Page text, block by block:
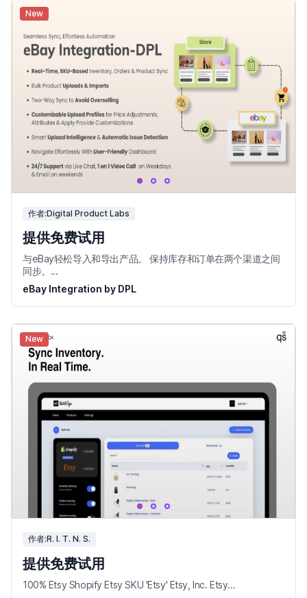
New
作者:Digital Product Labs
提供免费试用
与eBay轻松导入和导出产品。 保持库存和订单在两个渠道之间
同步。...
eBay Integration by DPL
New
作者:R. I. T. N. S.
提供免费试用
100% Etsy Shopify Etsy SKU 'Etsy' Etsy, Inc. Etsy...